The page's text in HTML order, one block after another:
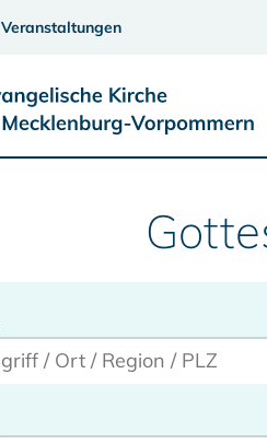
Veranstaltungen